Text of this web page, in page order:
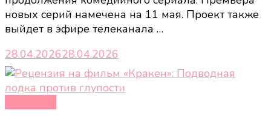
новых серий намечена на 11 мая. Проект также
выйдет в эфире телеканала …
28.04.202628.04.2026